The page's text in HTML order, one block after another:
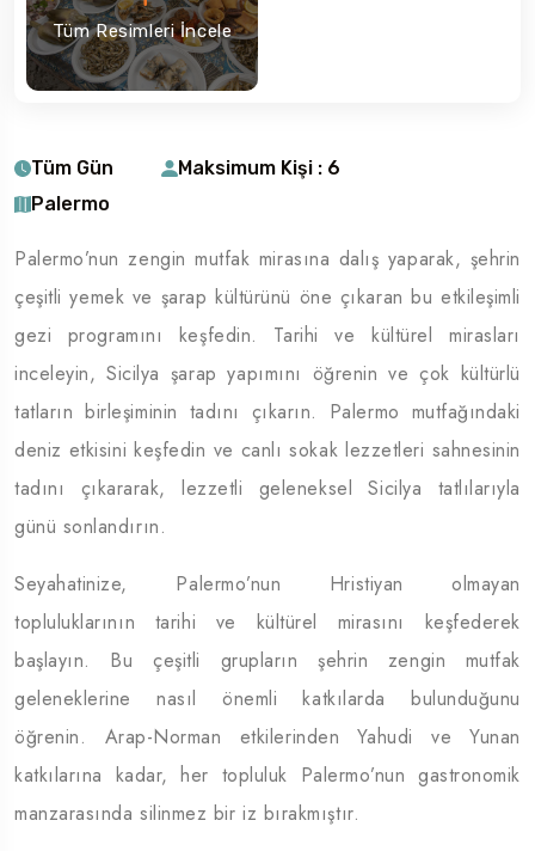
Tüm Resimleri İncele
Tüm Gün
Maksimum Kişi : 6
Palermo
Palermo’nun zengin mutfak mirasına dalış yaparak, şehrin
çeşitli yemek ve şarap kültürünü öne çıkaran bu etkileşimli
gezi programını keşfedin. Tarihi ve kültürel mirasları
inceleyin, Sicilya şarap yapımını öğrenin ve çok kültürlü
tatların birleşiminin tadını çıkarın. Palermo mutfağındaki
deniz etkisini keşfedin ve canlı sokak lezzetleri sahnesinin
tadını çıkararak, lezzetli geleneksel Sicilya tatlılarıyla
günü sonlandırın.
Seyahatinize, Palermo’nun Hristiyan olmayan
topluluklarının tarihi ve kültürel mirasını keşfederek
başlayın. Bu çeşitli grupların şehrin zengin mutfak
geleneklerine nasıl önemli katkılarda bulunduğunu
öğrenin. Arap-Norman etkilerinden Yahudi ve Yunan
katkılarına kadar, her topluluk Palermo’nun gastronomik
manzarasında silinmez bir iz bırakmıştır.